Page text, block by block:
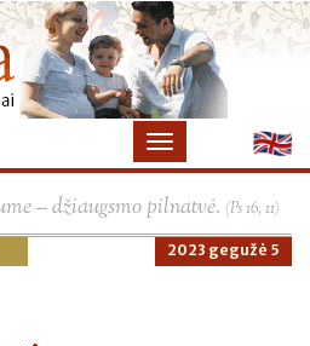
– džiaugsmo pilnatvė. (Ps 16, 11)
2023 gegužė 5
×